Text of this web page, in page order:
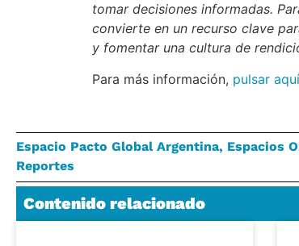
tomar decisiones informadas.
convierte en un recurso clave
y fomentar una cultura de
Para más información, pulsar aquí
Espacio Pacto Global Argentina, Espacios
Reportes
Contenido relacionado